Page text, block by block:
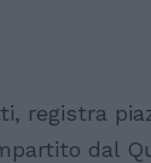
registra
dal